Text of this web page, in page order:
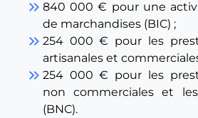
keyboard_double_arrow_right 840 000 € pour une
de marchandises (BIC) ;
keyboard_double_arrow_right 254 000 € pour les
artisanales et
keyboard_double_arrow_right 254 000 € pour les
non commerciales et
(BNC).